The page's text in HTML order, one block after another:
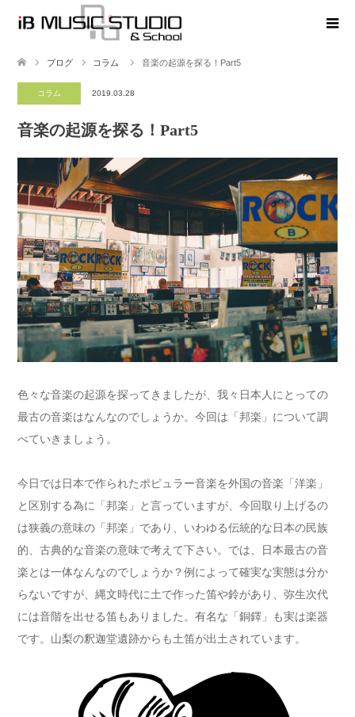
ブログ コラム 音楽の起源を探る！Part5
コラム 2019.03.28
音楽の起源を探る！Part5
色々な音楽の起源を探ってきましたが、我々日本人にとっての
最古の音楽はなんなのでしょうか。今回は「邦楽」について調
べていきましょう。
今日では日本で作られたポピュラー音楽を外国の音楽「洋楽」
と区別する為に「邦楽」と言っていますが、今回取り上げるの
は狭義の意味の「邦楽」であり、いわゆる伝統的な日本の民族
的、古典的な音楽の意味で考えて下さい。では、日本最古の音
楽とは一体なんなのでしょうか？例によって確実な実態は分か
らないですが、縄文時代に土で作った笛や鈴があり、弥生次代
には音階を出せる笛もありました。有名な「銅鐸」も実は楽器
です。山梨の釈迦堂遺跡からも土笛が出土されています。